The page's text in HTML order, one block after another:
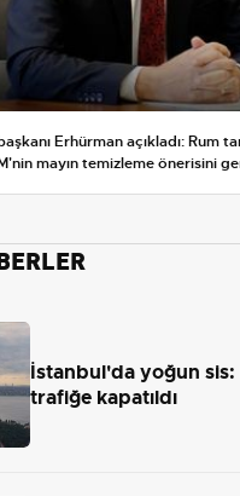
Erhürman açıkladı: Rum
mayın temizleme önerisini
İstanbul'da yoğun sis:
trafiğe kapatıldı